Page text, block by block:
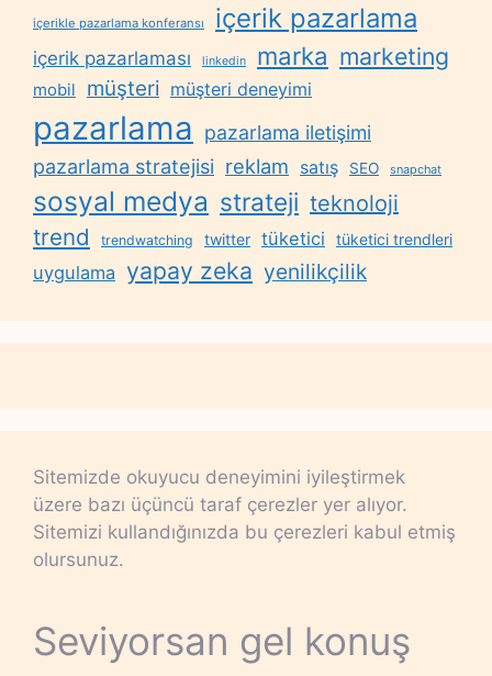
içerikle pazarlama konferansı içerik pazarlama
içerik pazarlaması linkedin marka marketing
mobil müşteri müşteri deneyimi
pazarlama
pazarlama iletişimi
pazarlama stratejisi reklam satış SEO snapchat
sosyal medya strateji teknoloji
trend trendwatching twitter tüketici tüketici trendleri
uygulama yapay zeka yenilikçilik
Sitemizde okuyucu deneyimini iyileştirmek
üzere bazı üçüncü taraf çerezler yer alıyor.
Sitemizi kullandığınızda bu çerezleri kabul etmiş
olursunuz.
Seviyorsan gel konuş